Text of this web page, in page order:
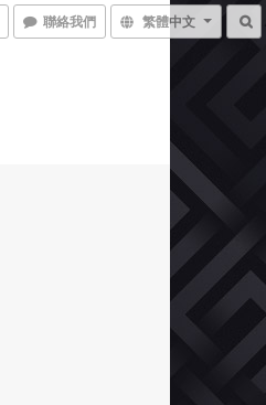
聯絡我們 繁體中文